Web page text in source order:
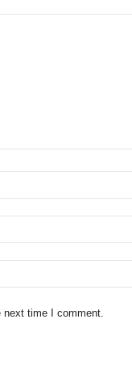
next time I comment.